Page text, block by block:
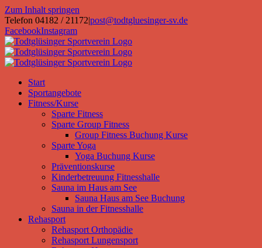
Zum Inhalt springen
Telefon 04182 / 21172|post@todtgluesinger-sv.de
FacebookInstagram
Start
Sportangebote
Fitness/Kurse
Sparte Fitness
Sparte Group Fitness
Group Fitness Buchung Kurse
Sparte Yoga
Yoga Buchung Kurse
Präventionskurse
Kinderbetreuung Fitnesshalle
Sauna im Haus am See
Sauna Haus am See Buchung
Sauna in der Fitnesshalle
Rehasport
Rehasport Orthopädie
Rehasport Lungensport